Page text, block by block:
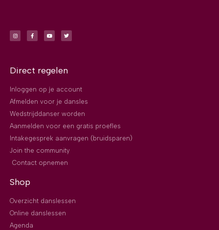
Direct regelen
Inloggen op je account
Afmelden voor je dansles
Wedstrijddanser worden
Aanmelden voor een gratis proefles
Intakegesprek aanvragen (bruidsparen)
Join the community
Contact opnemen
Shop
Overzicht danslessen
Online danslessen
Agenda